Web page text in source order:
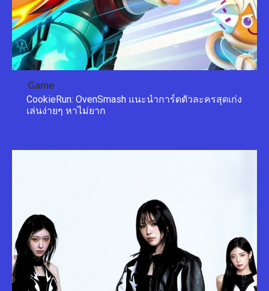
Game
CookieRun: OvenSmash แนะนำการ์ดตัวละครสุดเก่ง
เล่นง่ายๆ หาไม่ยาก